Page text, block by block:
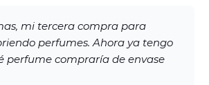
mi tercera compra para
perfumes. Ahora ya tengo
perfume compraría de envase